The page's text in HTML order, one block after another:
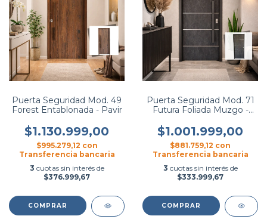
Puerta Seguridad Mod. 49
Forest Entablonada - Pavir
$1.130.999,00
$995.279,12 con
Transferencia bancaria
3 cuotas sin interés de
$376.999,67
COMPRAR
Puerta Seguridad Mod. 71
Futura Foliada Muzgo -
$1.001.999,00
$881.759,12 con
Transferencia bancaria
3 cuotas sin interés de
$333.999,67
COMPRAR